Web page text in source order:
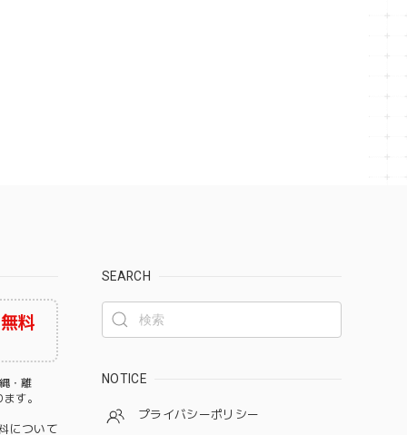
料
・離
す。
について
SEARCH
NOTICE
プライバシーポリシー